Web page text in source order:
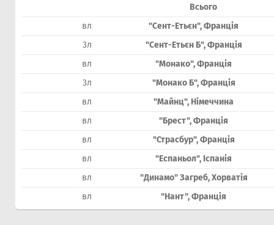
Всього
вл
"Сент-Етьєн", Франція
3л
"Сент-Етьєн Б", Франція
вл
"Монако", Франція
3л
"Монако Б", Франція
вл
"Майнц", Німеччина
вл
"Брест", Франція
вл
"Страсбур", Франція
вл
"Еспаньол", Іспанія
вл
"Динамо" Загреб, Хорватія
вл
"Нант", Франція